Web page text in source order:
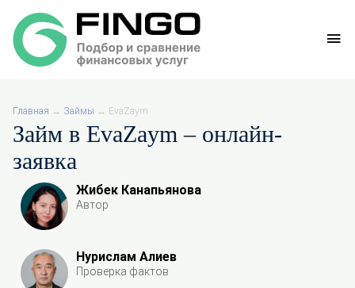
Главная → Займы → EvaZaym
Займ в EvaZaym – онлайн-
заявка
Жибек Канапьянова
Автор
Нурислам Алиев
Проверка фактов